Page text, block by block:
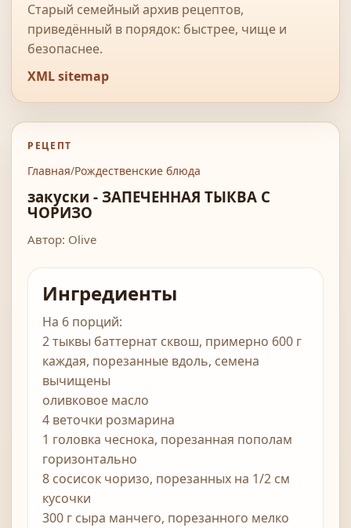
Старый семейный архив рецептов,
приведённый в порядок: быстрее, чище и
безопаснее.
XML sitemap
РЕЦЕПТ
Главная/Рождественские блюда
закуски - ЗАПЕЧЕННАЯ ТЫКВА С
ЧОРИЗО
Автор: Olive
Ингредиенты
На 6 порций:
2 тыквы баттернат сквош, примерно 600 г
каждая, порезанные вдоль, семена
вычищены
оливковое масло
4 веточки розмарина
1 головка чеснока, порезанная пополам
горизонтально
8 сосисок чоризо, порезанных на 1/2 см
кусочки
300 г сыра манчего, порезанного мелко